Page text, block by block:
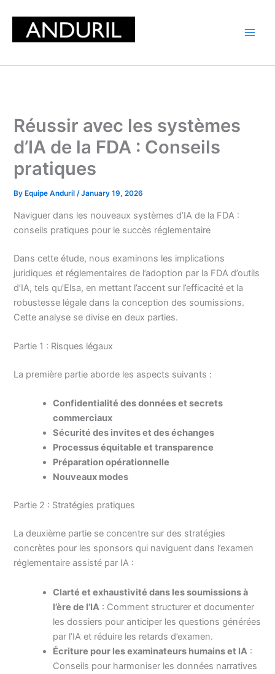
content
Réussir avec les systèmes
d’IA de la FDA : Conseils
pratiques
By Equipe Anduril/January 19, 2026
Naviguer dans les nouveaux systèmes d’IA de la FDA :
conseils pratiques pour le succès réglementaire
Dans cette étude, nous examinons les implications
juridiques et réglementaires de l’adoption par la FDA d’outils
d’IA, tels qu’Elsa, en mettant l’accent sur l’efficacité et la
robustesse légale dans la conception des soumissions.
Cette analyse se divise en deux parties.
Partie 1 : Risques légaux
La première partie aborde les aspects suivants :
Confidentialité des données et secrets
commerciaux
Sécurité des invites et des échanges
Processus équitable et transparence
Préparation opérationnelle
Nouveaux modes
Partie 2 : Stratégies pratiques
La deuxième partie se concentre sur des stratégies
concrètes pour les sponsors qui naviguent dans l’examen
réglementaire assisté par IA :
Clarté et exhaustivité dans les soumissions à
l’ère de l’IA : Comment structurer et documenter
les dossiers pour anticiper les questions générées
par l’IA et réduire les retards d’examen.
Écriture pour les examinateurs humains et IA :
Conseils pour harmoniser les données narratives